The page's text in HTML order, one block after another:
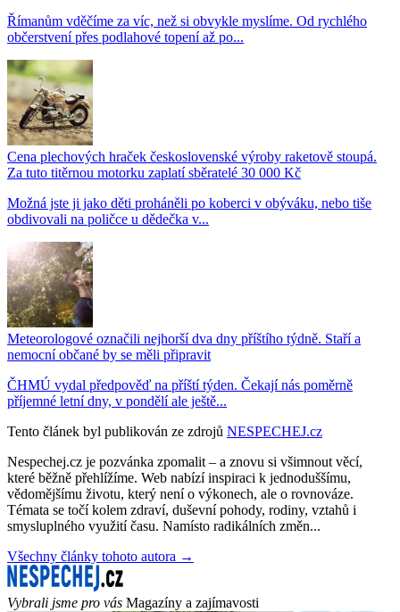
Římanům vděčíme za víc, než si obvykle myslíme. Od rychlého
občerstvení přes podlahové topení až po...
Cena plechových hraček československé výroby raketově stoupá.
Za tuto titěrnou motorku zaplatí sběratelé 30 000 Kč
Možná jste ji jako děti proháněli po koberci v obýváku, nebo tiše
obdivovali na poličce u dědečka v...
Meteorologové označili nejhorší dva dny příštího týdně. Staří a
nemocní občané by se měli připravit
ČHMÚ vydal předpověď na příští týden. Čekají nás poměrně
příjemné letní dny, v pondělí ale ještě...
Tento článek byl publikován ze zdrojů NESPECHEJ.cz
Nespechej.cz je pozvánka zpomalit – a znovu si všimnout věcí,
které běžně přehlížíme. Web nabízí inspiraci k jednoduššímu,
vědomějšímu životu, který není o výkonech, ale o rovnováze.
Témata se točí kolem zdraví, duševní pohody, rodiny, vztahů i
smysluplného využití času. Namísto radikálních změn...
Všechny články tohoto autora →
Vybrali jsme pro vás Magazíny a zajímavosti